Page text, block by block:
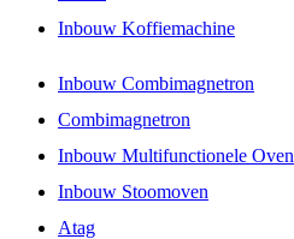
Inbouw Koffiemachine
Inbouw Combimagnetron
Combimagnetron
Inbouw Multifunctionele Oven
Inbouw Stoomoven
Atag